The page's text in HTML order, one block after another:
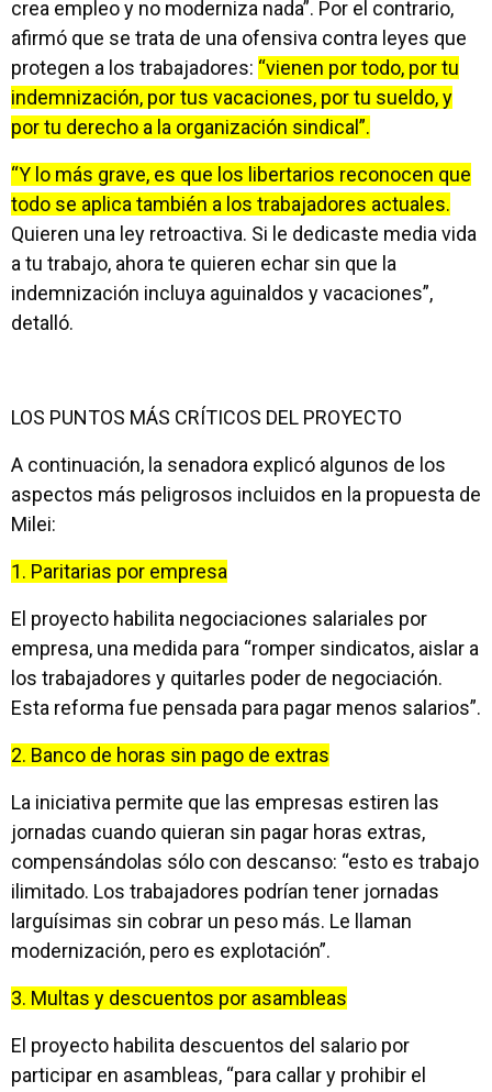
crea empleo y no moderniza nada”. Por el contrario,
afirmó que se trata de una ofensiva contra leyes que
protegen a los trabajadores: “vienen por todo, por tu
indemnización, por tus vacaciones, por tu sueldo, y
por tu derecho a la organización sindical”.
“Y lo más grave, es que los libertarios reconocen que
todo se aplica también a los trabajadores actuales.
Quieren una ley retroactiva. Si le dedicaste media vida
a tu trabajo, ahora te quieren echar sin que la
indemnización incluya aguinaldos y vacaciones”,
detalló.
LOS PUNTOS MÁS CRÍTICOS DEL PROYECTO
A continuación, la senadora explicó algunos de los
aspectos más peligrosos incluidos en la propuesta de
Milei:
1. Paritarias por empresa
El proyecto habilita negociaciones salariales por
empresa, una medida para “romper sindicatos, aislar a
los trabajadores y quitarles poder de negociación.
Esta reforma fue pensada para pagar menos salarios”.
2. Banco de horas sin pago de extras
La iniciativa permite que las empresas estiren las
jornadas cuando quieran sin pagar horas extras,
compensándolas sólo con descanso: “esto es trabajo
ilimitado. Los trabajadores podrían tener jornadas
larguísimas sin cobrar un peso más. Le llaman
modernización, pero es explotación”.
3. Multas y descuentos por asambleas
El proyecto habilita descuentos del salario por
participar en asambleas, “para callar y prohibir el